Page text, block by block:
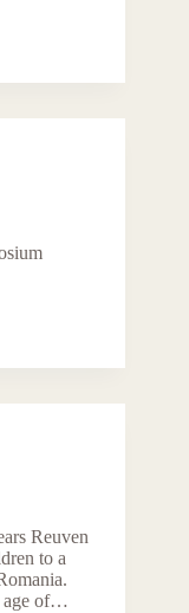
Reuven
to a
age of…